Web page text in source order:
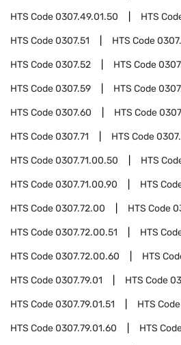
HTS Code0307.49.01.50 HTS
HTS Code0307.51 HTS Code
HTS Code0307.52 HTS Code
HTS Code0307.59 HTS Code
HTS Code0307.60 HTS Code
HTS Code0307.71 HTS Code
HTS Code0307.71.00.50 HTS
HTS Code0307.71.00.90 HTS
HTS Code0307.72.00 HTS Code
HTS Code0307.72.00.51 HTS
HTS Code0307.72.00.60 HTS
HTS Code0307.79.01 HTS Code
HTS Code0307.79.01.51 HTS Code
HTS Code0307.79.01.60 HTS